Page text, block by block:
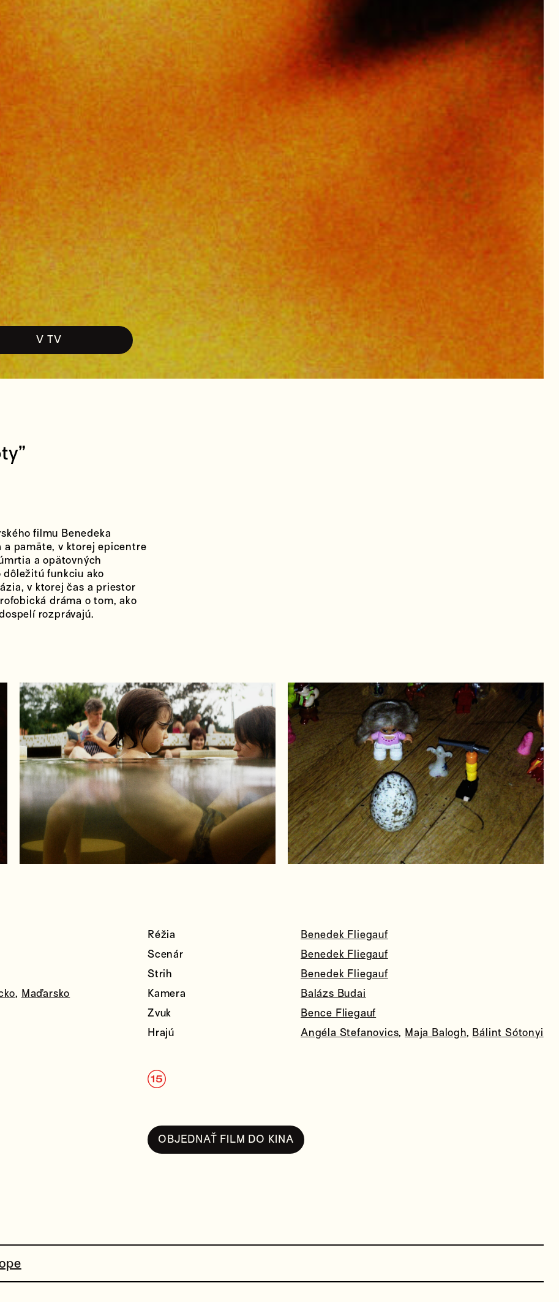
V TV
filmu Benedeka
a pamäte, v ktorej epicentre
a opätovných
funkciu ako
v ktorej čas a priestor
dráma o tom, ako
rozprávajú.
, Maďarsko
Réžia
Benedek Fliegauf
Scenár
Benedek Fliegauf
Strih
Benedek Fliegauf
Kamera
Balázs Budai
Zvuk
Bence Fliegauf
Hrajú
Angéla Stefanovics, Maja Balogh, Bálint Sótonyi
OBJEDNAŤ FILM DO KINA